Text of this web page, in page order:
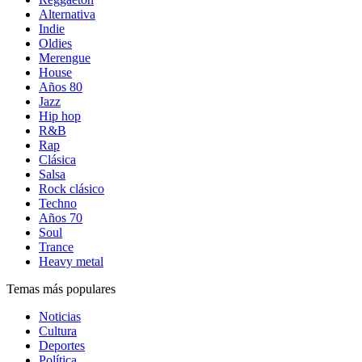
Alternativa
Indie
Oldies
Merengue
House
Años 80
Jazz
Hip hop
R&B
Rap
Clásica
Salsa
Rock clásico
Techno
Años 70
Soul
Trance
Heavy metal
Temas más populares
Noticias
Cultura
Deportes